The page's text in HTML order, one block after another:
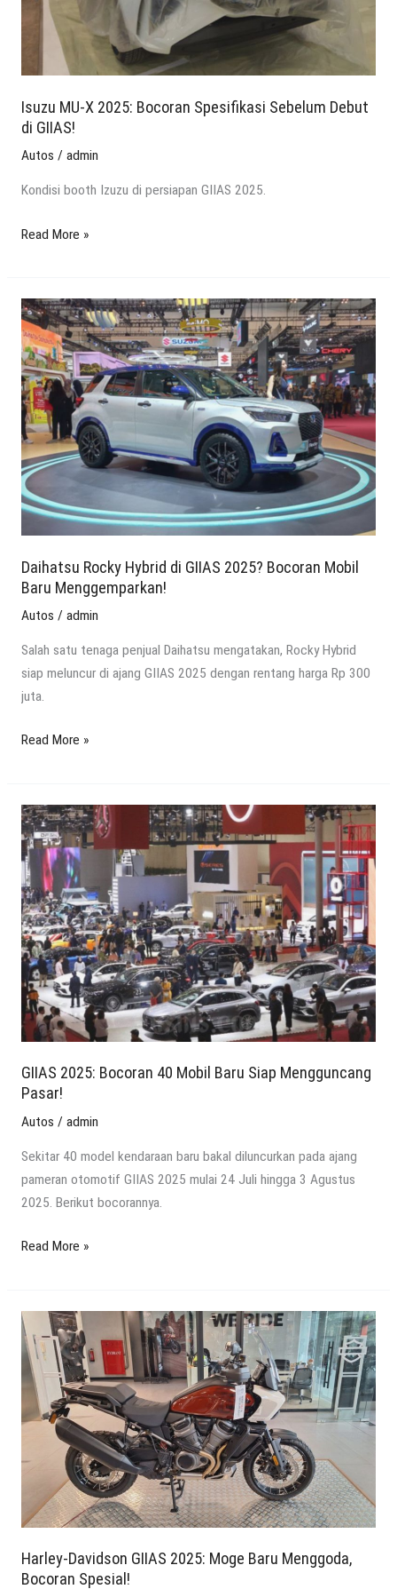
Isuzu MU-X 2025: Bocoran Spesifikasi Sebelum Debut
di GIIAS!
Autos / admin
Kondisi booth Izuzu di persiapan GIIAS 2025.
Debut
Read More »
Daihatsu Rocky Hybrid di GIIAS 2025? Bocoran Mobil
Baru Menggemparkan!
Autos / admin
Salah satu tenaga penjual Daihatsu mengatakan, Rocky Hybrid
siap meluncur di ajang GIIAS 2025 dengan rentang harga Rp 300
juta.
Daihatsu
Rocky
Hybrid
di
GIIAS
2025?
Bocoran
Mobil
Baru
Menggemparkan!
Read More »
GIIAS 2025: Bocoran 40 Mobil Baru Siap Mengguncang
Pasar!
Autos / admin
Sekitar 40 model kendaraan baru bakal diluncurkan pada ajang
pameran otomotif GIIAS 2025 mulai 24 Juli hingga 3 Agustus
2025. Berikut bocorannya.
GIIAS
2025:
Bocoran
40
Mobil
Baru
Siap
Mengguncang
Pasar!
Read More »
Harley-Davidson GIIAS 2025: Moge Baru Menggoda,
Bocoran Spesial!
Harley-
Davidson
GIIAS
2025:
Moge
Menggoda,
Bocoran
Spesial!